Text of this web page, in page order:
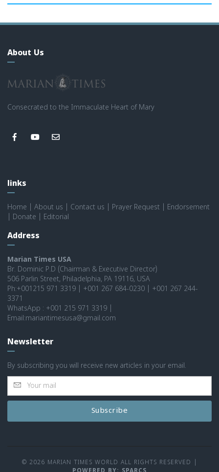
About Us
Consecrated to the Immaculate Heart of Mary
links
Home About us Contact us Prayer Request
Endorsement
Donate Editorial
Address
Marian Times USA
Br. Dominic P.D (Chairman & Executive Director)
506 Parlin Street, Philadelphia, PA 19116, USA
Ph:+001215 971 3319 | +001 267 684-0230 | +001 267 244-
3371
WhatsApp : +001 215 971 3319 |
Email:mariantimesusa@gmail.com
Newsletter
By subscribing you will receive new articles in your email.
Subscribe
© 2026 MARIAN TIMES WORLD ALL RIGHTS RESERVED